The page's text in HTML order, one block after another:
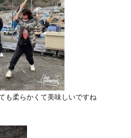
も柔らかくて美味しいですね